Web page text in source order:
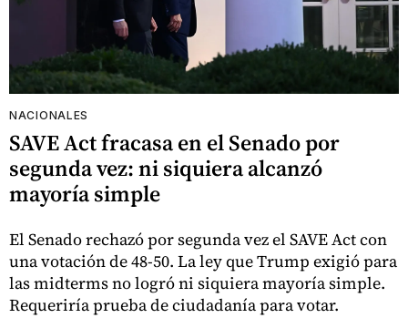
NACIONALES
SAVE Act fracasa en el Senado por
segunda vez: ni siquiera alcanzó
mayoría simple
El Senado rechazó por segunda vez el SAVE Act con
una votación de 48-50. La ley que Trump exigió para
las midterms no logró ni siquiera mayoría simple.
Requeriría prueba de ciudadanía para votar.